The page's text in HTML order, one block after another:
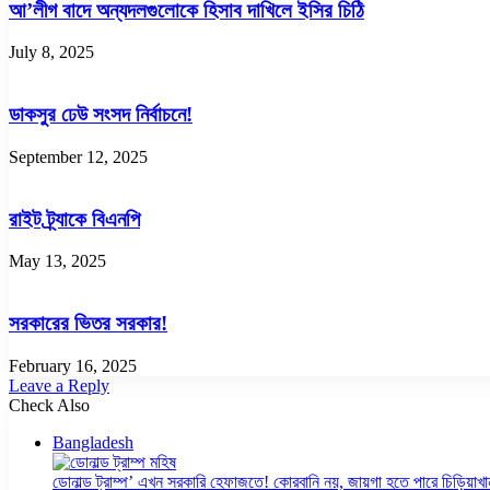
আ’লীগ বাদে অন্যদলগুলোকে হিসাব দাখিলে ইসির চিঠি
July 8, 2025
ডাকসুর ঢেউ সংসদ নির্বাচনে!
September 12, 2025
রাইট ট্র্যাকে বিএনপি
May 13, 2025
সরকারের ভিতর সরকার!
February 16, 2025
Leave a Reply
Check Also
Bangladesh
ডোনাল্ড ট্রাম্প’ এখন সরকারি হেফাজতে! কোরবানি নয়, জায়গা হতে পারে